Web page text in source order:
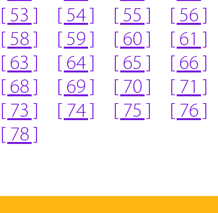
[ 53 ]
[ 54 ] [ 55 ]
[ 56 ]
[ 58 ]
[ 59 ] [ 60 ]
[ 61 ]
[ 63 ]
[ 64 ] [ 65 ]
[ 66 ]
[ 68 ]
[ 69 ] [ 70 ]
[ 71 ]
[ 73 ]
[ 74 ] [ 75 ]
[ 76 ]
[ 78 ]